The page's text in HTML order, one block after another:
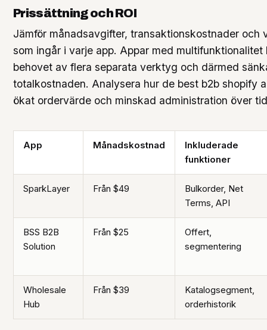
Prissättning och ROI
Jämför månadsavgifter, transaktionskostnader och
som ingår i varje app. Appar med multifunktionalitet
behovet av flera separata verktyg och därmed
totalkostnaden. Analysera hur de best b2b shopify
ökat ordervärde och minskad administration över
App Månadskostnad
Inkluderade
funktioner
SparkLayer Från $49
Bulkorder, Net
Terms, API
BSS B2B
Solution
Från $25
Offert,
segmentering
Wholesale
Hub
Från $39
Katalogsegment,
orderhistorik